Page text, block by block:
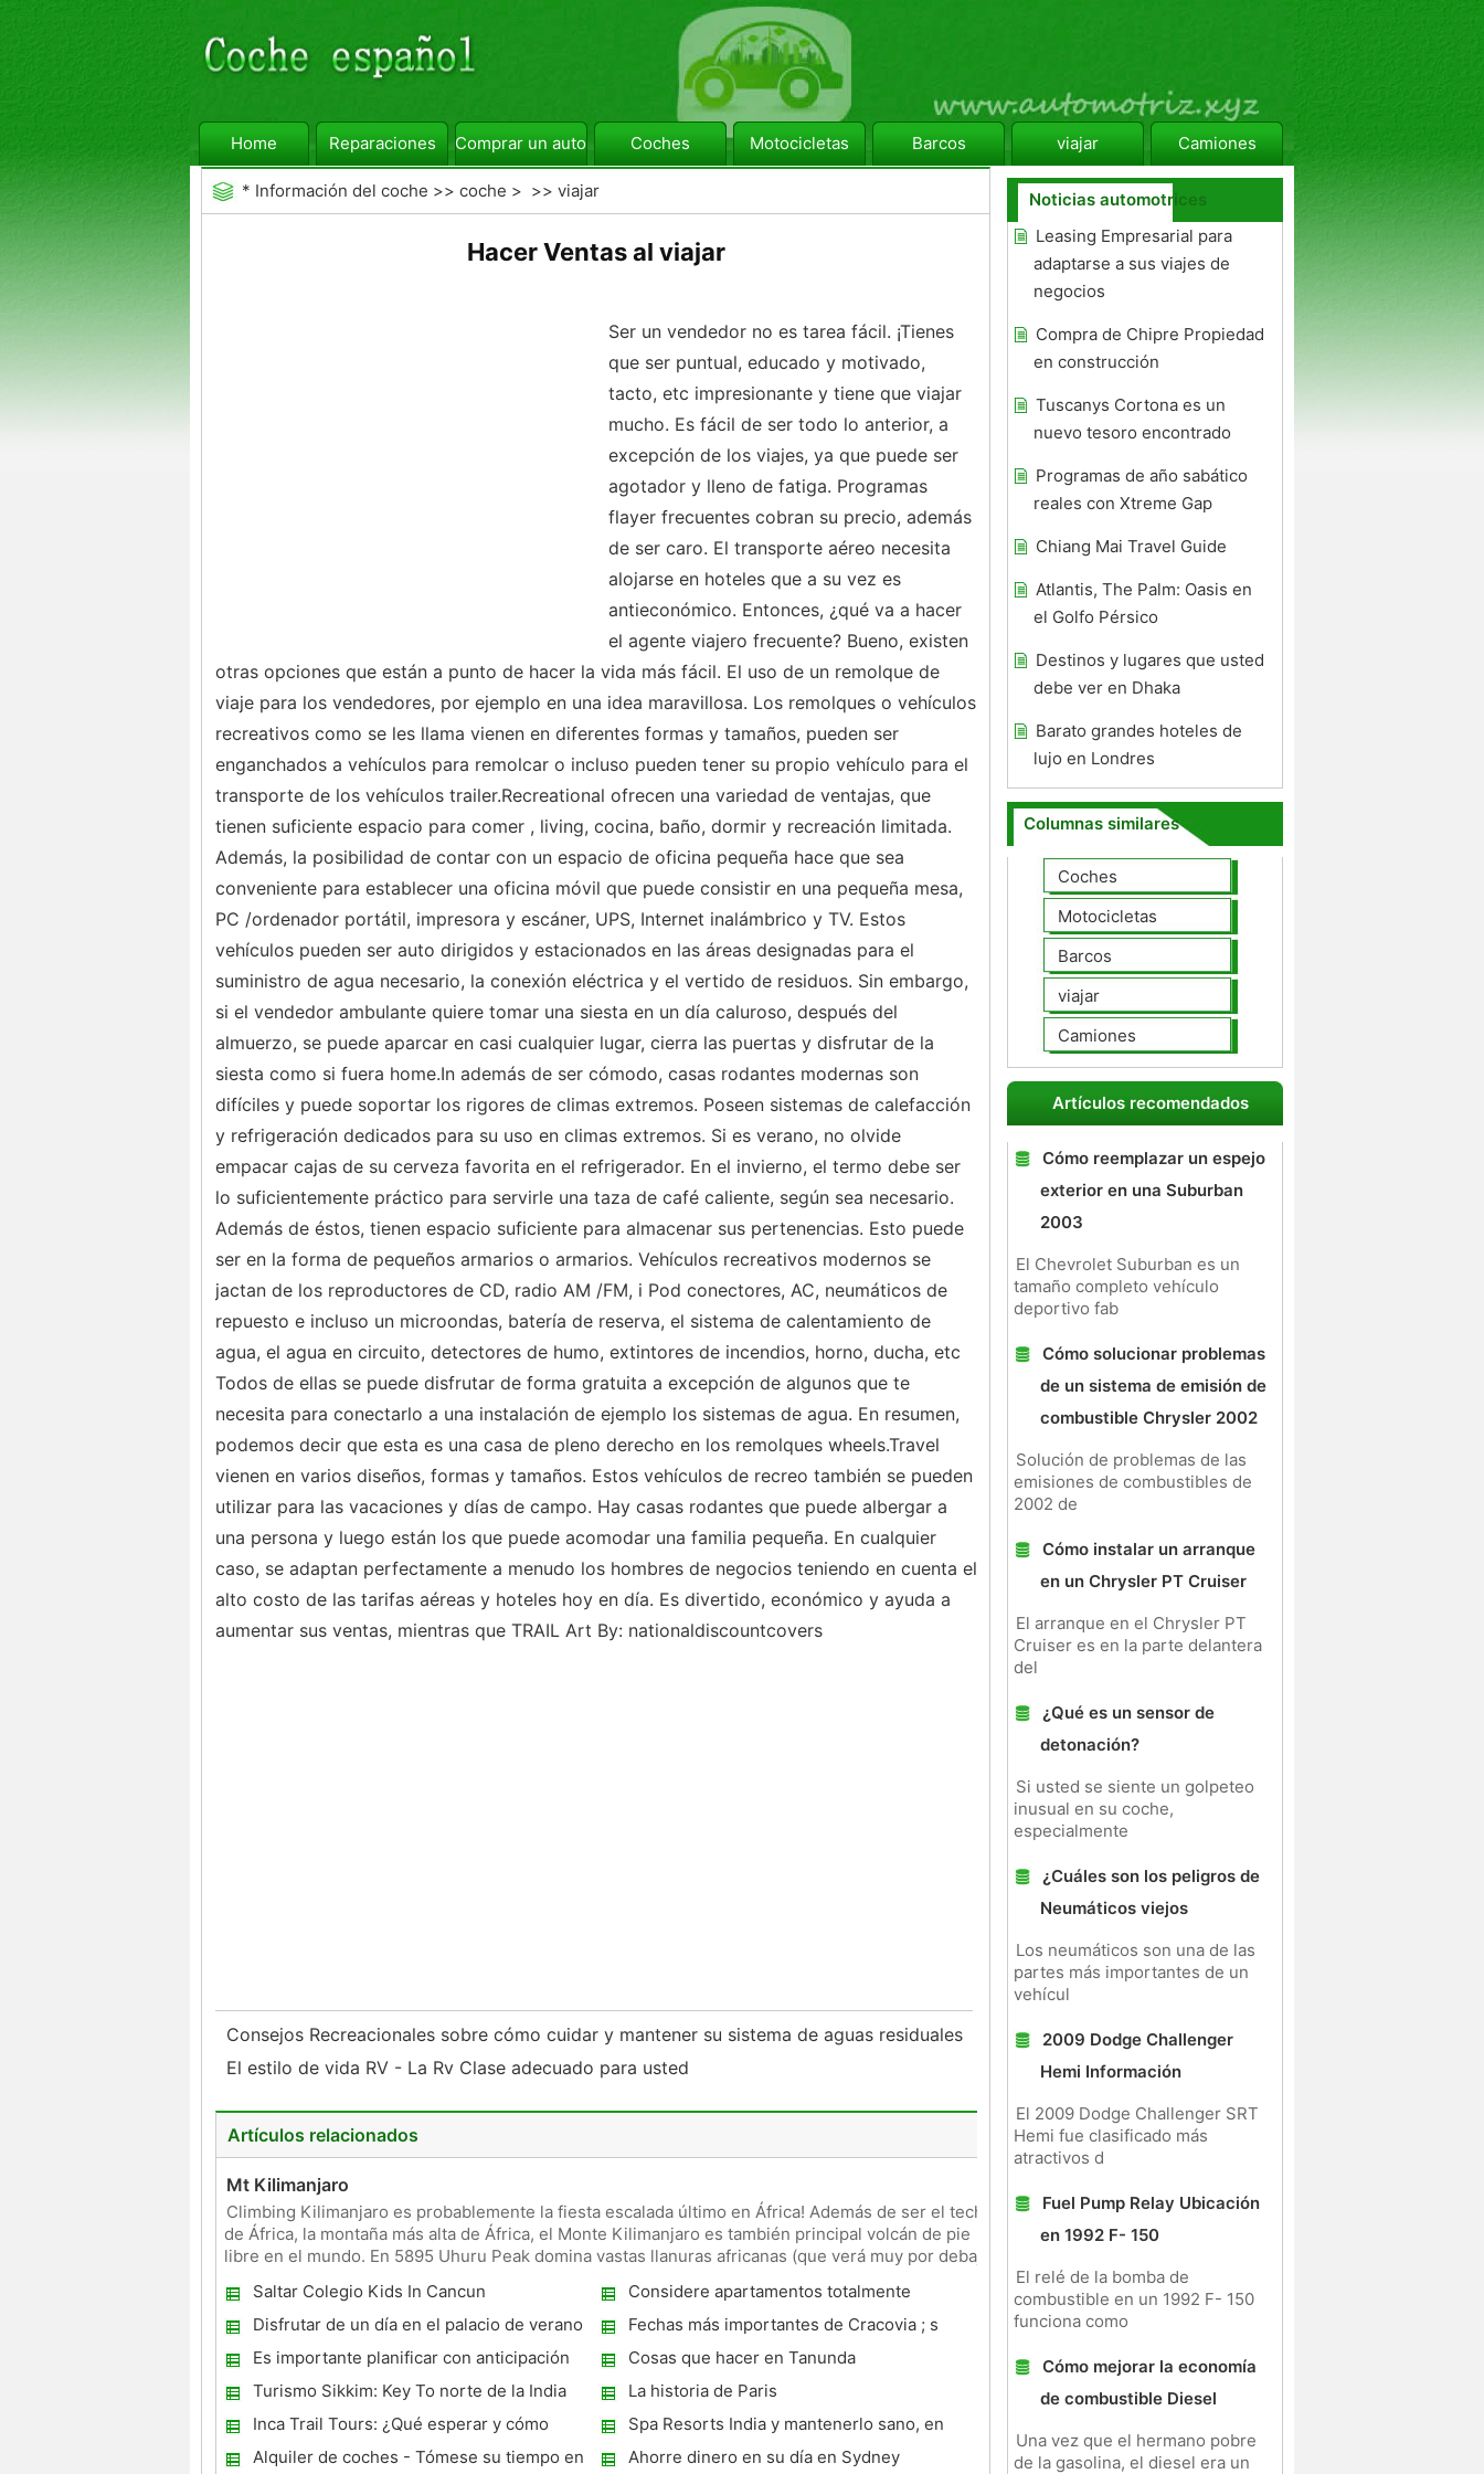
Home Reparaciones Comprar un automóvil Coches Motocicletas Barcos viajar Camiones
* Información del coche >> coche > >> viajar
Hacer Ventas al viajar
Ser un vendedor no es tarea fácil. ¡Tienes
que ser puntual, educado y motivado,
tacto, etc impresionante y tiene que viajar
mucho. Es fácil de ser todo lo anterior, a
excepción de los viajes, ya que puede ser
agotador y lleno de fatiga. Programas
flayer frecuentes cobran su precio, además
de ser caro. El transporte aéreo necesita
alojarse en hoteles que a su vez es
antieconómico. Entonces, ¿qué va a hacer
el agente viajero frecuente? Bueno, existen
otras opciones que están a punto de hacer la vida más fácil. El uso de un remolque de
viaje para los vendedores, por ejemplo en una idea maravillosa. Los remolques o vehículos
recreativos como se les llama vienen en diferentes formas y tamaños, pueden ser
enganchados a vehículos para remolcar o incluso pueden tener su propio vehículo para el
transporte de los vehículos trailer.Recreational ofrecen una variedad de ventajas, que
tienen suficiente espacio para comer , living, cocina, baño, dormir y recreación limitada.
Además, la posibilidad de contar con un espacio de oficina pequeña hace que sea
conveniente para establecer una oficina móvil que puede consistir en una pequeña mesa,
PC /ordenador portátil, impresora y escáner, UPS, Internet inalámbrico y TV. Estos
vehículos pueden ser auto dirigidos y estacionados en las áreas designadas para el
suministro de agua necesario, la conexión eléctrica y el vertido de residuos. Sin embargo,
si el vendedor ambulante quiere tomar una siesta en un día caluroso, después del
almuerzo, se puede aparcar en casi cualquier lugar, cierra las puertas y disfrutar de la
siesta como si fuera home.In además de ser cómodo, casas rodantes modernas son
difíciles y puede soportar los rigores de climas extremos. Poseen sistemas de calefacción
y refrigeración dedicados para su uso en climas extremos. Si es verano, no olvide
empacar cajas de su cerveza favorita en el refrigerador. En el invierno, el termo debe ser
lo suficientemente práctico para servirle una taza de café caliente, según sea necesario.
Además de éstos, tienen espacio suficiente para almacenar sus pertenencias. Esto puede
ser en la forma de pequeños armarios o armarios. Vehículos recreativos modernos se
jactan de los reproductores de CD, radio AM /FM, i Pod conectores, AC, neumáticos de
repuesto e incluso un microondas, batería de reserva, el sistema de calentamiento de
agua, el agua en circuito, detectores de humo, extintores de incendios, horno, ducha, etc
Todos de ellas se puede disfrutar de forma gratuita a excepción de algunos que te
necesita para conectarlo a una instalación de ejemplo los sistemas de agua. En resumen,
podemos decir que esta es una casa de pleno derecho en los remolques wheels.Travel
vienen en varios diseños, formas y tamaños. Estos vehículos de recreo también se pueden
utilizar para las vacaciones y días de campo. Hay casas rodantes que puede albergar a
una persona y luego están los que puede acomodar una familia pequeña. En cualquier
caso, se adaptan perfectamente a menudo los hombres de negocios teniendo en cuenta el
alto costo de las tarifas aéreas y hoteles hoy en día. Es divertido, económico y ayuda a
aumentar sus ventas, mientras que TRAIL Art By: nationaldiscountcovers
Consejos Recreacionales sobre cómo cuidar y mantener su sistema de aguas residuales
El estilo de vida RV - La Rv Clase adecuado para usted
Artículos relacionados
Mt Kilimanjaro
Climbing Kilimanjaro es probablemente la fiesta escalada último en África! Además de ser el techo
de África, la montaña más alta de África, el Monte Kilimanjaro es también principal volcán de pie
libre en el mundo. En 5895 Uhuru Peak domina vastas llanuras africanas (que verá muy por debajo
Saltar Colegio Kids In Cancun
Considere apartamentos totalmente
amueblados en alquiler Melbourne para una
estancia maravillosa
Disfrutar de un día en el palacio de verano
de Pedro el Grande
Fechas más importantes de Cracovia ; s
Historia
Es importante planificar con anticipación
para sus próximas vacaciones!
Cosas que hacer en Tanunda
Turismo Sikkim: Key To norte de la India
Tour de Medio
La historia de Paris
Inca Trail Tours: ¿Qué esperar y cómo
prepararse
Spa Resorts India y mantenerlo sano, en
forma y relajarse
Alquiler de coches - Tómese su tiempo en Ahorre dinero en su día en Sydney
Noticias automotrices
Leasing Empresarial para
adaptarse a sus viajes de
negocios
Compra de Chipre Propiedad
en construcción
Tuscanys Cortona es un
nuevo tesoro encontrado
Programas de año sabático
reales con Xtreme Gap
Chiang Mai Travel Guide
Atlantis, The Palm: Oasis en
el Golfo Pérsico
Destinos y lugares que usted
debe ver en Dhaka
Barato grandes hoteles de
lujo en Londres
Columnas similares
Coches
Motocicletas
Barcos
viajar
Camiones
Artículos recomendados
Cómo reemplazar un espejo
exterior en una Suburban
2003
El Chevrolet Suburban es un
tamaño completo vehículo
deportivo fab
Cómo solucionar problemas
de un sistema de emisión de
combustible Chrysler 2002
Solución de problemas de las
emisiones de combustibles de
2002 de
Cómo instalar un arranque
en un Chrysler PT Cruiser
El arranque en el Chrysler PT
Cruiser es en la parte delantera
del
¿Qué es un sensor de
detonación?
Si usted se siente un golpeteo
inusual en su coche,
especialmente
¿Cuáles son los peligros de
Neumáticos viejos
Los neumáticos son una de las
partes más importantes de un
vehícul
2009 Dodge Challenger
Hemi Información
El 2009 Dodge Challenger SRT
Hemi fue clasificado más
atractivos d
Fuel Pump Relay Ubicación
en 1992 F- 150
El relé de la bomba de
combustible en un 1992 F- 150
funciona como
Cómo mejorar la economía
de combustible Diesel
Una vez que el hermano pobre
de la gasolina, el diesel era un